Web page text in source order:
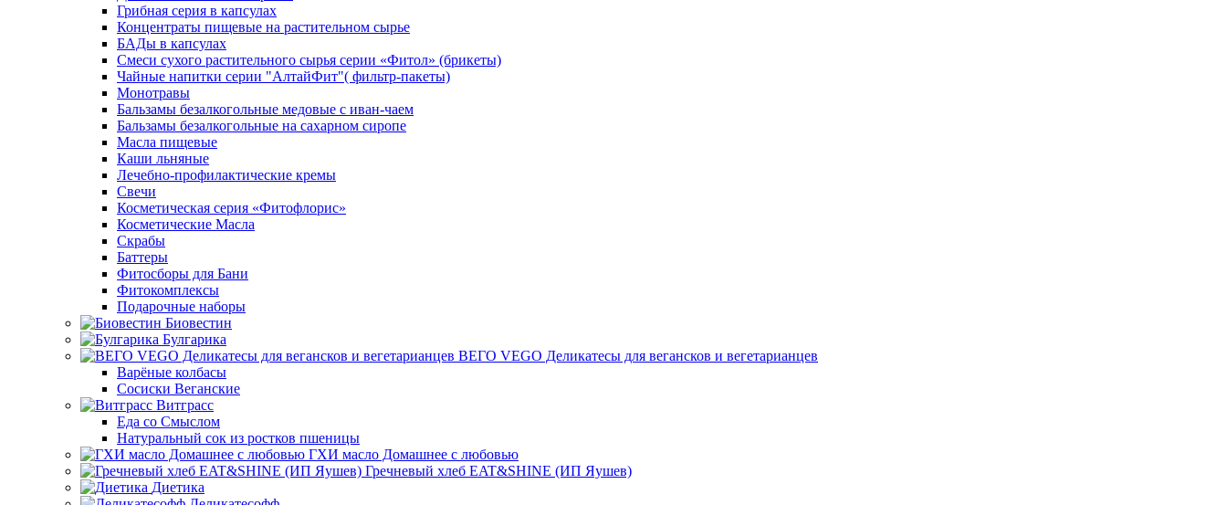
Грибная серия в капсулах
Концентраты пищевые на растительном сырье
БАДы в капсулах
Смеси сухого растительного сырья серии «Фитол» (брикеты)
Чайные напитки серии "АлтайФит"( фильтр-пакеты)
Монотравы
Бальзамы безалкогольные медовые с иван-чаем
Бальзамы безалкогольные на сахарном сиропе
Масла пищевые
Каши льняные
Лечебно-профилактические кремы
Свечи
Косметическая серия «Фитофлорис»
Косметические Масла
Скрабы
Баттеры
Фитосборы для Бани
Фитокомплексы
Подарочные наборы
Биовестин
Булгарика
ВЕГО VEGO Деликатесы для вегансков и вегетарианцев
Варёные колбасы
Сосиски Веганские
Витграсс
Еда со Смыслом
Натуральный сок из ростков пшеницы
ГХИ масло Домашнее с любовью
Гречневый хлеб EAT&SHINE (ИП Яушев)
Диетика